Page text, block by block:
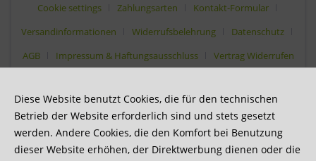
Cookie settings Zahlungsarten
Kontakt-Formular
Versandinformationen
Widerrufsbelehrung
Datenschutz
AGB
Impressum & Haftungsausschluss Vertrag Widerrufen
Diese Website benutzt Cookies, die für den technischen
Betrieb der Website erforderlich sind und stets gesetzt
werden. Andere Cookies, die den Komfort bei Benutzung
dieser Website erhöhen, der Direktwerbung dienen oder die